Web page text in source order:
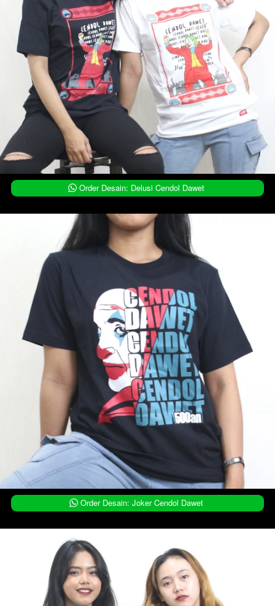
` Order Desain: Delusi Cendol Dawet
` Order Desain: Joker Cendol Dawet